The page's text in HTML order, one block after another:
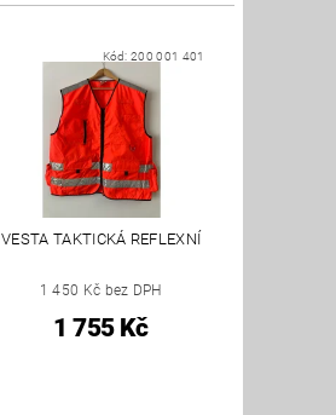
Kód:200 001 401
VESTA TAKTICKÁ REFLEXNÍ
1 450 Kč bez DPH
1 755 Kč